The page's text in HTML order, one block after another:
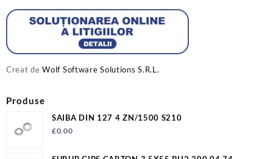
Creat deWolf Software Solutions S.R.L.
Produse
SAIBA DIN 127 4 ZN/1500 S210
£0.00